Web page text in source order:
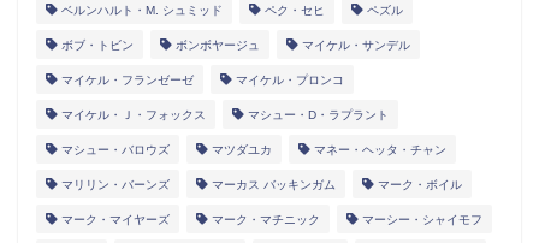
ベルンハルト・M. シュミッド ペク・セヒ ペズル
ボブ・トビン ボンボヤージュ マイケル・サンデル
マイケル・フランゼーゼ マイケル・プロンコ
マイケル・Ｊ・フォックス マシュー・D・ラプラント
マシュー・バロウズ マツダユカ マネー・ヘッタ・チャン
マリリン・バーンズ マーカス バッキンガム マーク・ボイル
マーク・マイヤーズ マーク・マチニック マーシー・シャイモフ